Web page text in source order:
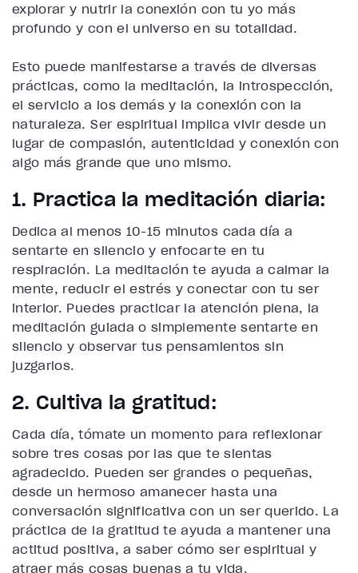
explorar y nutrir la conexión con tu yo más
profundo y con el universo en su totalidad.
Esto puede manifestarse a través de diversas
prácticas, como la meditación, la introspección,
el servicio a los demás y la conexión con la
naturaleza. Ser espiritual implica vivir desde un
lugar de compasión, autenticidad y conexión con
algo más grande que uno mismo.
1. Practica la meditación diaria:
Dedica al menos 10-15 minutos cada día a
sentarte en silencio y enfocarte en tu
respiración. La meditación te ayuda a calmar la
mente, reducir el estrés y conectar con tu ser
interior. Puedes practicar la atención plena, la
meditación guiada o simplemente sentarte en
silencio y observar tus pensamientos sin
juzgarlos.
2. Cultiva la gratitud:
Cada día, tómate un momento para reflexionar
sobre tres cosas por las que te sientas
agradecido. Pueden ser grandes o pequeñas,
desde un hermoso amanecer hasta una
conversación significativa con un ser querido. La
práctica de la gratitud te ayuda a mantener una
actitud positiva, a saber cómo ser espiritual y
atraer más cosas buenas a tu vida.